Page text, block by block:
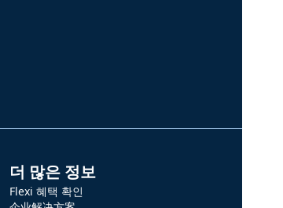
더 많은 정보
Flexi 혜택 확인